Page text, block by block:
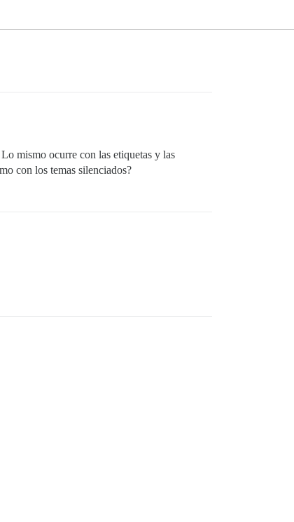
mismo ocurre con las etiquetas y las
con los temas silenciados?